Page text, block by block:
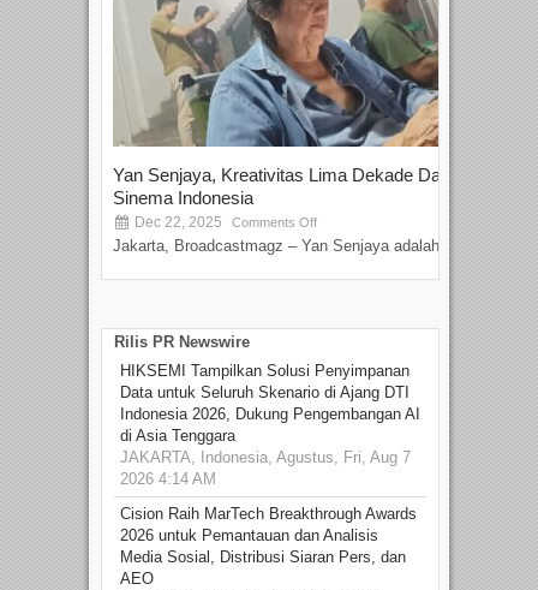
Yan Senjaya, Kreativitas Lima Dekade Dalam
Sinema Indonesia
Dec 22, 2025 Comments Off
Jakarta, Broadcastmagz – Yan Senjaya adalah...
Rilis PR Newswire
HIKSEMI Tampilkan Solusi Penyimpanan
Data untuk Seluruh Skenario di Ajang DTI
Indonesia 2026, Dukung Pengembangan AI
di Asia Tenggara
JAKARTA, Indonesia, Agustus, Fri, Aug 7
2026 4:14 AM
Cision Raih MarTech Breakthrough Awards
2026 untuk Pemantauan dan Analisis
Media Sosial, Distribusi Siaran Pers, dan
AEO